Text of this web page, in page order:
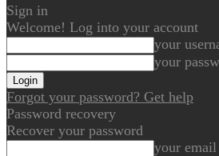
Sign in
Welcome! Log into your account
your
your
Forgot your password? Get help
Password recovery
Recover your password
your email